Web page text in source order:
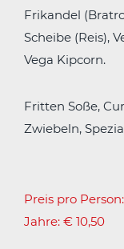
Frikandel
Scheibe (Reis),
Vega Kipcorn.
Fritten Soße,
Zwiebeln,
Preis pro
Jahre: € 10,50